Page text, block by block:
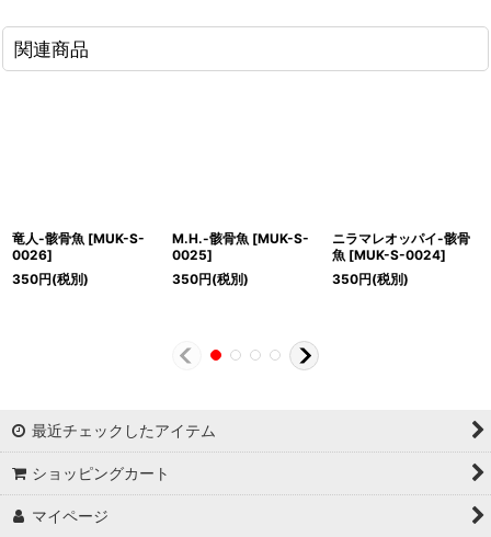
関連商品
竜人-骸骨魚 [MUK-S-
0026]
350円(税別)
M.H.-骸骨魚 [MUK-S-
0025]
350円(税別)
ニラマレオッパイ-骸骨
魚 [MUK-S-0024]
350円(税別)
最近チェックしたアイテム
ショッピングカート
マイページ